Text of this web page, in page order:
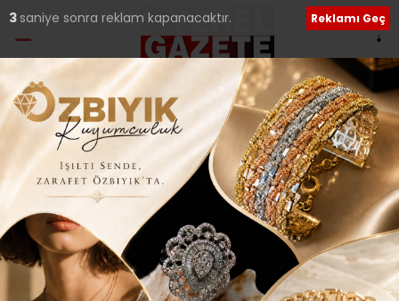
Ana Sayfa›İLÇELERDEN HABERLER
AHMET ERTEGÜN
ÜSKÜDAR’DA ANILDI..
2 saniye sonra reklam kapanacaktır. Reklamı Geç